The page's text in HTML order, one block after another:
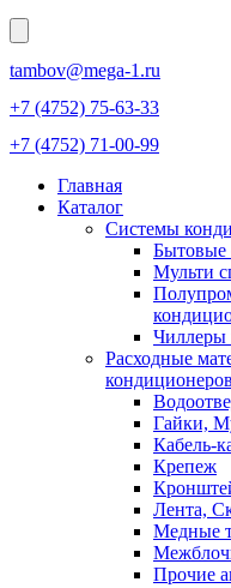
tambov@mega-1.ru
+7 (4752) 75-63-33
+7 (4752) 71-00-99
Главная
Каталог
Системы
Бытовые
Мульти
Чиллеры
Расходные
кондиционеров
Гайки,
Кабель-
Крепеж
Лента,
Медные
Прочие